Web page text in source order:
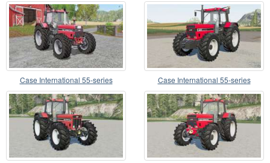
Case International 55-series Case International 55-series